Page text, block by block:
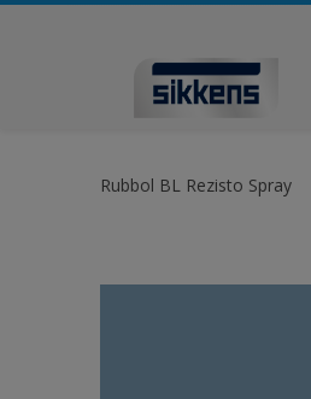
Rubbol BL Rezisto Spray